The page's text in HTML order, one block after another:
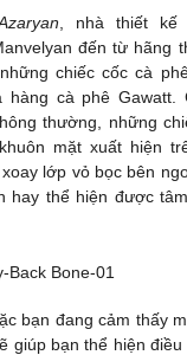
kiếm
, nhà thiết
đến từ hãng
chiếc cốc cà
cà phê Gawatt.
thường, những
mặt xuất hiện
lớp vỏ bọc bên
hay thể hiện được
bạn đang cảm thấy
giúp bạn thể hiện